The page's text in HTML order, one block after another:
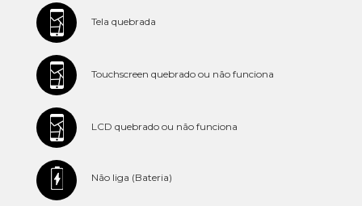
Tela quebrada
Touchscreen quebrado ou não funciona
LCD quebrado ou não funciona
Não liga (Bateria)